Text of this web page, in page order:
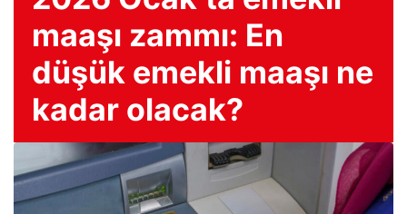
maaşı zammı: En
düşük emekli maaşı ne
kadar olacak?